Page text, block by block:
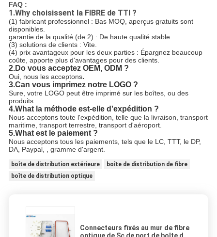
FAQ :
1.Why choisissent la FIBRE de TTI ?
(1) fabricant professionnel : Bas MOQ, aperçus gratuits sont
disponibles.
garantie de la qualité (de 2) : De haute qualité stable.
(3) solutions de clients : Vite.
(4) prix avantageux pour les deux parties : Épargnez beaucoup
coûte, apporte plus d'avantages pour des clients.
2.Do vous acceptez OEM, ODM ?
Oui, nous les acceptons.
3.Can vous imprimez notre LOGO ?
Sure, votre LOGO peut être imprimé sur les boîtes, ou des
produits.
4.What la méthode est-elle d'expédition ?
Nous acceptons toute l'expédition, telle que la livraison, transport
maritime, transport terrestre, transport d'aéroport.
5.What est le paiement ?
Nous acceptons tous les paiements, tels que le LC, TTT, le DP,
DA, Paypal, , gramme d'argent.
boîte de distribution extérieure
boîte de distribution de fibre
boîte de distribution optique
Connecteurs fixés au mur de fibre